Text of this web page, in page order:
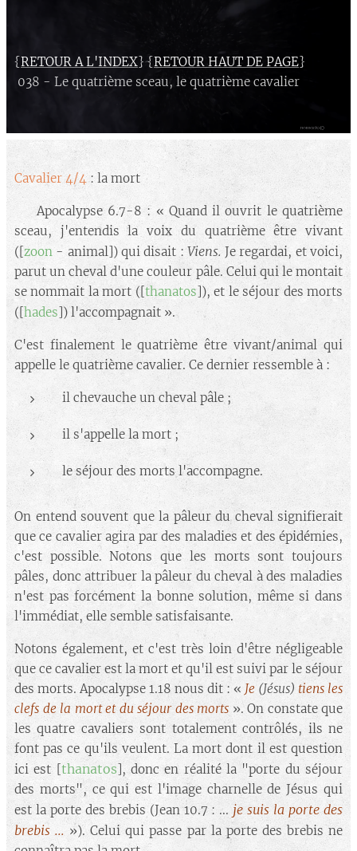
{RETOUR A L'INDEX} {RETOUR HAUT DE PAGE}
038 - Le quatrième sceau, le quatrième cavalier
Cavalier 4/4: la mort
🔘 Apocalypse 6.7-8 : « Quand il ouvrit le quatrième
sceau, j'entendis la voix du quatrième être vivant
([zoon - animal]) qui disait :Viens.Je regardai, et voici,
parut un cheval d'une couleur pâle. Celui qui le montait
se nommait la mort ([thanatos]), et le séjour des morts
([hades]) l'accompagnait ».
C'est finalement le quatrième être vivant/animal qui
appelle le quatrième cavalier. Ce dernier ressemble à :
il chevauche un cheval pâle ;
il s'appelle la mort ;
le séjour des morts l'accompagne.
On entend souvent que la pâleur du cheval signifierait
que ce cavalier agira par des maladies et des épidémies,
c'est possible. Notons que les morts sont toujours
pâles, donc attribuer la pâleur du cheval à des maladies
n'est pas forcément la bonne solution, même si dans
l'immédiat, elle semble satisfaisante.
Notons également, et c'est très loin d'être négligeable
que ce cavalier est la mort et qu'il est suivi par le séjour
des morts. Apocalypse 1.18 nous dit : « Je (Jésus) tiens les
clefs de la mort et du séjour des morts ». On constate que
les quatre cavaliers sont totalement contrôlés, ils ne
font pas ce qu'ils veulent. La mort dont il est question
ici est [thanatos], donc en réalité la "porte du séjour
des morts", ce qui est l'image charnelle de Jésus qui
est la porte des brebis (Jean 10.7 : ... je suis la porte des
brebis ... »). Celui qui passe par la porte des brebis ne